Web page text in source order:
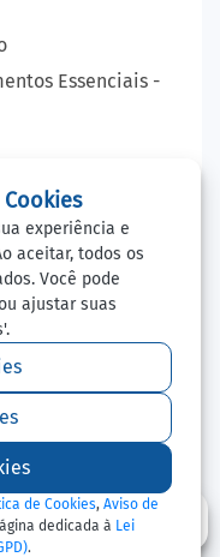
Essenciais -
e Cirurgia
Municipal
- 2026
experiência e
aceitar, todos os
Você pode
ajustar suas
de Cookies, Aviso de
dedicada à Lei
.